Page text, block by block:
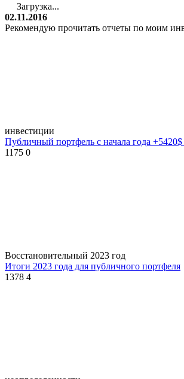
Загрузка...
02.11.2016
Рекомендую прочитать отчеты по моим
инвестиции
Публичный портфель с начала года
1175 0
Восстановительный 2023 год
Итоги 2023 года для публичного портфеля
1378 4